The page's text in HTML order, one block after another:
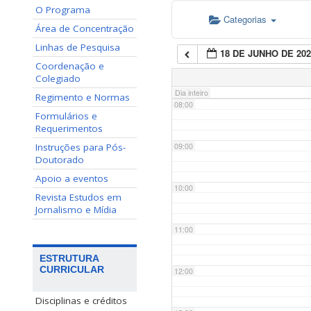
O Programa
Área de Concentração
Linhas de Pesquisa
Coordenação e
Colegiado
Regimento e Normas
Formulários e
Requerimentos
Instruções para Pós-
Doutorado
Apoio a eventos
Revista Estudos em
Jornalismo e Mídia
ESTRUTURA
CURRICULAR
Disciplinas e créditos
Categorias
18 DE JUNHO DE
Dia inteiro
07:00
08:00
09:00
10:00
11:00
12:00